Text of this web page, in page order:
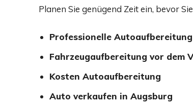
Planen Sie genügend Zeit ein, bevor
Professionelle Autoaufbereitung
Fahrzeugaufbereitung vor dem
Kosten Autoaufbereitung
Auto verkaufen in Augsburg